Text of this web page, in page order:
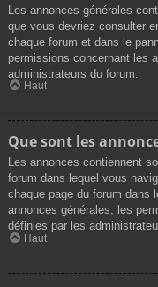
Les annonces générales
que vous devriez consulter
chaque forum et dans le
permissions concernant les
administrateurs du forum.
Haut
Que sont les
Les annonces contiennent
forum dans lequel vous
chaque page du forum dans
annonces générales, les
définies par les
Haut